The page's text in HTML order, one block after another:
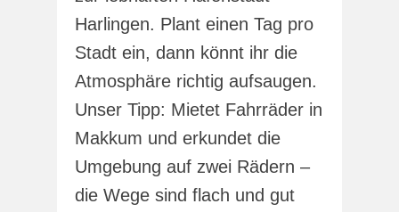
Harlingen. Plant einen Tag pro
Stadt ein, dann könnt ihr die
Atmosphäre richtig aufsaugen.
Unser Tipp: Mietet Fahrräder in
Makkum und erkundet die
Umgebung auf zwei Rädern –
die Wege sind flach und gut